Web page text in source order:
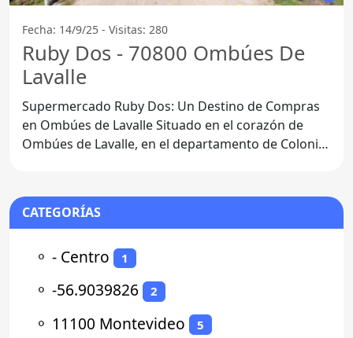
Fecha: 14/9/25 - Visitas: 280
Ruby Dos - 70800 Ombúes De
Lavalle
Supermercado Ruby Dos: Un Destino de Compras
en Ombúes de Lavalle Situado en el corazón de
Ombúes de Lavalle, en el departamento de Colonia,
CATEGORÍAS
⚬ - Centro 1
⚬ -56.9039826 2
⚬ 11100 Montevideo 5